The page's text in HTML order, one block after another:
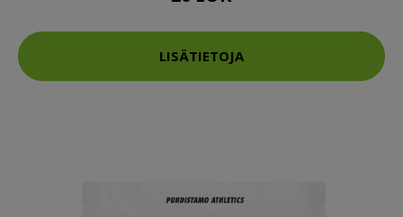
LISÄTIETOJA